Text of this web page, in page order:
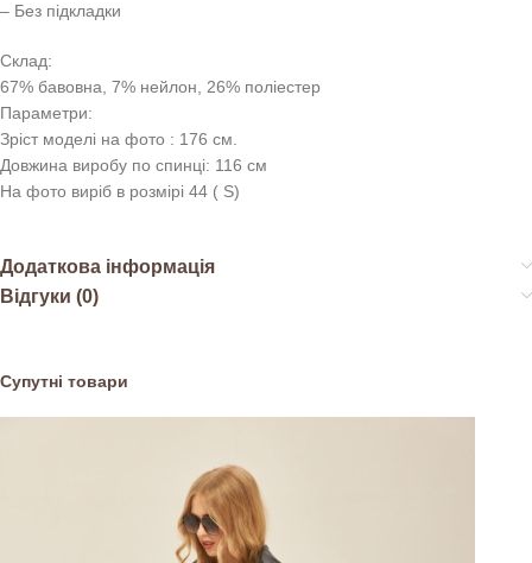
– Без підкладки
Склад:
67% бавовна, 7% нейлон, 26% поліестер
Параметри:
Зріст моделі на фото : 176 см.
Довжина виробу по спинці: 116 см
На фото виріб в розмірі 44 ( S)
Додаткова інформація
Відгуки (0)
Супутні товари